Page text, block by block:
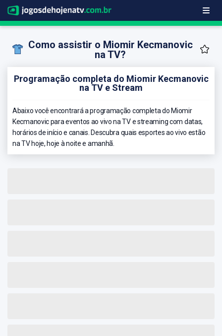
Como assistir o Miomir Kecmanovic
na TV?
Programação completa do Miomir Kecmanovic
na TV e Stream
Abaixo você encontrará a programação completa do Miomir
Kecmanovic para eventos ao vivo na TV e streaming com datas,
horários de início e canais. Descubra quais esportes ao vivo estão
na TV hoje, hoje à noite e amanhã.